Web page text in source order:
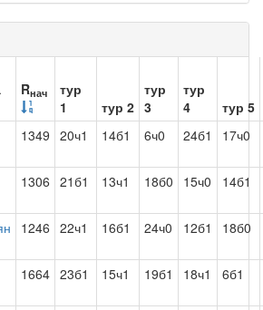
Rнач
тур
1
тур 2
тур
3
тур
4
тур 5
1349 20ч1 14б1 6ч0 24б1 17ч0
1306 21б1 13ч1 18б0 15ч0 14б1
1246 22ч1 16б1 24ч0 12б1 18б0
1664 23б1 15ч1 19б1 18ч1 6б1